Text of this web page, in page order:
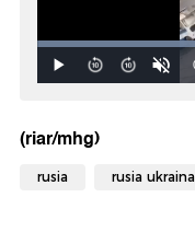
(riar/mhg)
rusia rusia ukraina